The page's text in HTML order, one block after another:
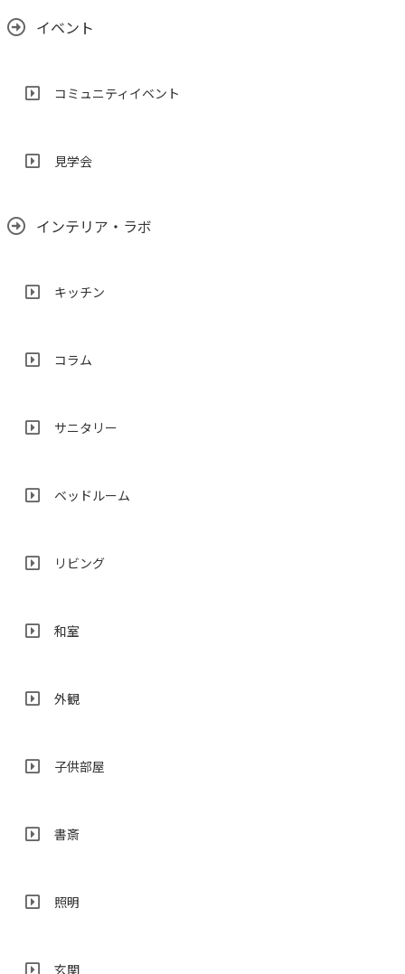
イベント
コミュニティイベント
見学会
インテリア・ラボ
キッチン
コラム
サニタリー
ベッドルーム
リビング
和室
外観
子供部屋
書斎
照明
玄関